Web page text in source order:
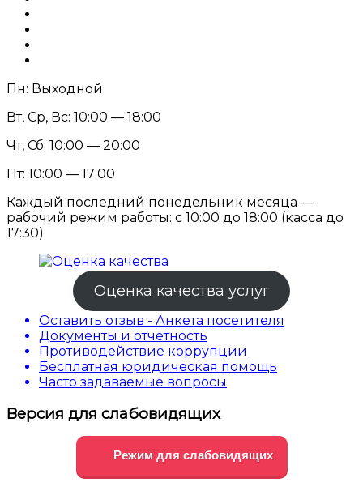
Пн: Выходной
Вт, Ср, Вс: 10:00 — 18:00
Чт, Сб: 10:00 — 20:00
Пт: 10:00 — 17:00
Каждый последний понедельник месяца —
рабочий режим работы: с 10:00 до 18:00 (касса до
17:30)
Оценка качества услуг
Оставить отзыв - Анкета посетителя
Документы и отчетность
Противодействие коррупции
Бесплатная юридическая помощь
Часто задаваемые вопросы
Версия для слабовидящих
Режим для слабовидящих